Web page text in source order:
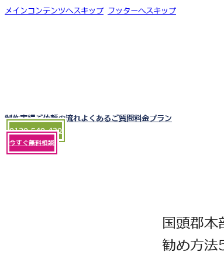
メインコンテンツへスキップ フッターへスキップ
制作実績ご依頼の流れ よくあるご質問料金プラン
0120-540-430
今すぐ無料相談
国頭郡
勧め方法